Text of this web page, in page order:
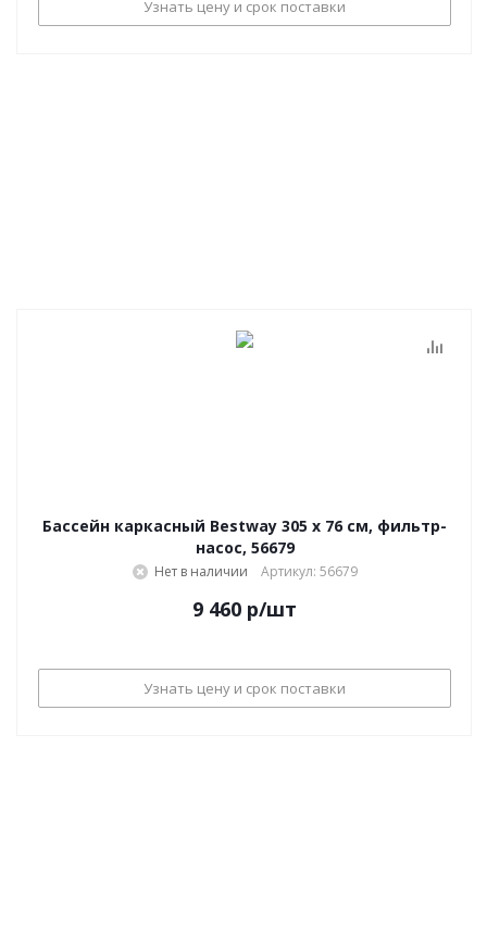
Узнать цену и срок поставки
Бассейн каркасный Bestway 305 х 76 см, фильтр-
насос, 56679
Нет в наличии Артикул: 56679
9 460 р/шт
Узнать цену и срок поставки